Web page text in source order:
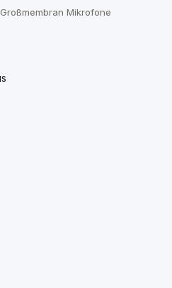
Großmembran Mikrofone